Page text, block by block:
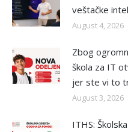
veštačke
August 4, 2026
Zbog
škola za IT
jer ste vi to
August 3, 2026
ITHS: